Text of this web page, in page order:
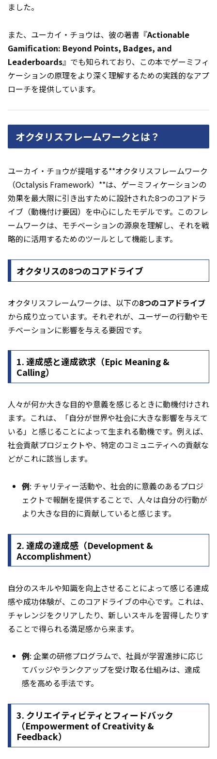
ました。
また、ユーカイ・チョウは、彼の著書『Actionable
Gamification: Beyond Points, Badges, and
Leaderboards』でも知られており、この本でゲーミフィ
ケーションの原理をより深く理解するための実践的なアプ
ローチを提供しています。
オクタリスフレームワークとは？
ユーカイ・チョウが提唱する**オクタリスフレームワーク
（Octalysis Framework）**は、ゲーミフィケーションの
効果を最大限に引き出すために設計された8つのコアドラ
イブ（動機付け要因）を中心にしたモデルです。このフレ
ームワークは、モチベーションの源泉を理解し、それを戦
略的に活用するためのツールとして機能します。
オクタリスの8つのコアドライブ
オクタリスフレームワークは、以下の8つのコアドライブ
から成り立っています。それぞれが、ユーザーの行動やモ
チベーションに影響を与える要因です。
1.達成感と達成欲求（Epic Meaning &
Calling）
人々が何か大きな目的や意義を感じるときに動機付けされ
ます。これは、「自分が世界や社会に大きな影響を与えて
いる」と感じることによって生まれる動機です。例えば、
社会貢献プロジェクトや、特定のコミュニティへの貢献な
どがこれに該当します。
例: チャリティー活動や、社会的に意義のあるプロジ
ェクトで報酬を提供することで、人々は自分の行動が
より大きな目的に貢献していると感じます。
2.達成の達成感（Development &
Accomplishment）
自分のスキルや知識を向上させることによって感じる達成
感や成功体験が、このコアドライブの中心です。これは、
チャレンジをクリアしたり、新しいスキルを習得したりす
ることで得られる満足感から来ます。
例: 企業の研修プログラムで、社員が学習進捗に応じ
てバッジやランクアップを受け取る仕組みは、達成
感を高める手法です。
3. クリエイティビティとフィードバック
（Empowerment of Creativity &
Feedback）